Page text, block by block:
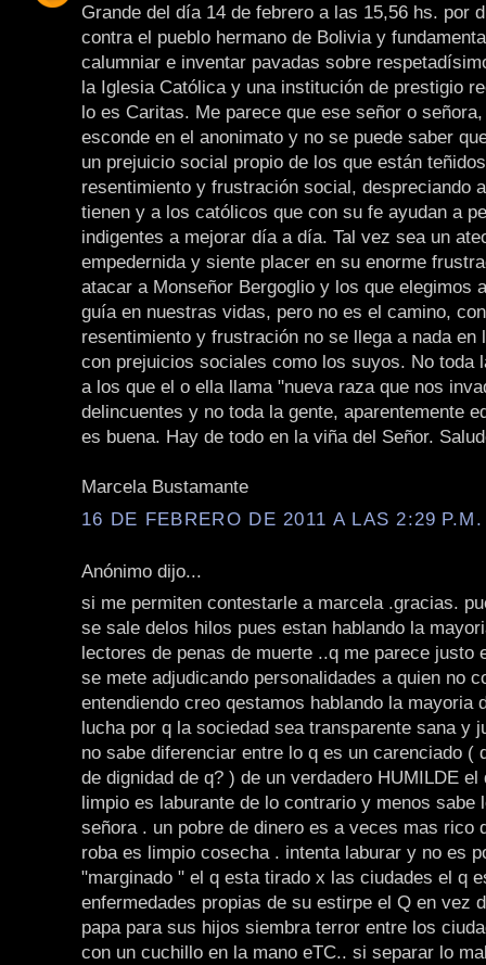
Grande del día 14 de febrero a las 15,56 hs. por
contra el pueblo hermano de Bolivia y
calumniar e inventar pavadas sobre
la Iglesia Católica y una institución de prestigio
lo es Caritas. Me parece que ese señor o
esconde en el anonimato y no se puede saber
un prejuicio social propio de los que están
resentimiento y frustración social, despreciando
tienen y a los católicos que con su fe ayudan a
indigentes a mejorar día a día. Tal vez sea un
empedernida y siente placer en su enorme
atacar a Monseñor Bergoglio y los que elegimos
guía en nuestras vidas, pero no es el camino,
resentimiento y frustración no se llega a nada en
con prejuicios sociales como los suyos. No toda
a los que el o ella llama "nueva raza que nos
delincuentes y no toda la gente, aparentemente
es buena. Hay de todo en la viña del Señor.
Marcela Bustamante
16 DE FEBRERO DE 2011 A LAS 2:29 P.M.
Anónimo dijo...
si me permiten contestarle a marcela .gracias.
se sale delos hilos pues estan hablando la
lectores de penas de muerte ..q me parece justo
se mete adjudicando personalidades a quien no
entendiendo creo qestamos hablando la mayoria
lucha por q la sociedad sea transparente sana y
no sabe diferenciar entre lo q es un carenciado (
de dignidad de q? ) de un verdadero HUMILDE el
limpio es laburante de lo contrario y menos sabe
señora . un pobre de dinero es a veces mas rico
roba es limpio cosecha . intenta laburar y no es
"marginado " el q esta tirado x las ciudades el q
enfermedades propias de su estirpe el Q en vez
papa para sus hijos siembra terror entre los
con un cuchillo en la mano eTC.. si separar lo